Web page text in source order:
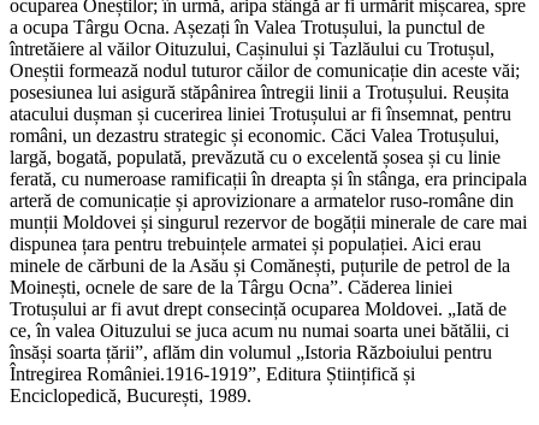
ocuparea Oneștilor; în urmă, aripa stângă ar fi urmărit mișcarea, spre
a ocupa Târgu Ocna. Așezați în Valea Trotușului, la punctul de
întretăiere al văilor Oituzului, Cașinului și Tazlăului cu Trotușul,
Oneștii formează nodul tuturor căilor de comunicație din aceste văi;
posesiunea lui asigură stăpânirea întregii linii a Trotușului. Reușita
atacului dușman și cucerirea liniei Trotușului ar fi însemnat, pentru
români, un dezastru strategic și economic. Căci Valea Trotușului,
largă, bogată, populată, prevăzută cu o excelentă șosea și cu linie
ferată, cu numeroase ramificații în dreapta și în stânga, era principala
arteră de comunicație și aprovizionare a armatelor ruso-române din
munții Moldovei și singurul rezervor de bogății minerale de care mai
dispunea țara pentru trebuințele armatei și populației. Aici erau
minele de cărbuni de la Asău și Comănești, puțurile de petrol de la
Moinești, ocnele de sare de la Târgu Ocna”. Căderea liniei
Trotușului ar fi avut drept consecință ocuparea Moldovei. „Iată de
ce, în valea Oituzului se juca acum nu numai soarta unei bătălii, ci
însăși soarta țării”, aflăm din volumul „Istoria Războiului pentru
Întregirea României.1916-1919”, Editura Științifică și
Enciclopedică, București, 1989.